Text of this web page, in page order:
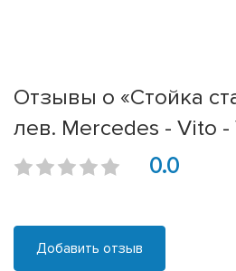
Отзывы о «Стойка
лев. Mercedes - Vito -
0.0
Добавить отзыв